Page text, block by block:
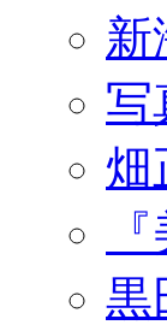
新
写
畑
黒